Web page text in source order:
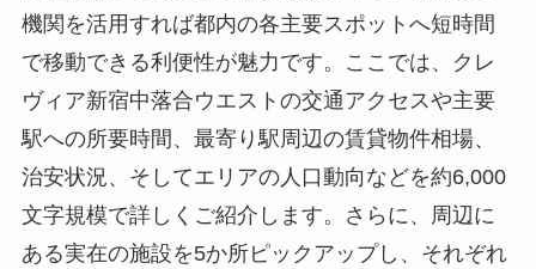
機関を活用すれば都内の各主要スポットへ短時間
で移動できる利便性が魅力です。ここでは、クレ
ヴィア新宿中落合ウエストの交通アクセスや主要
駅への所要時間、最寄り駅周辺の賃貸物件相場、
治安状況、そしてエリアの人口動向などを約6,000
文字規模で詳しくご紹介します。さらに、周辺に
ある実在の施設を5か所ピックアップし、それぞれ